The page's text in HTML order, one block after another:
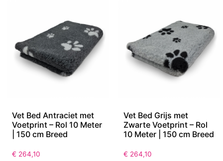
Vet Bed Antraciet met
Voetprint – Rol 10 Meter
| 150 cm Breed
€ 264,10
Vet Bed Grijs met
Zwarte Voetprint – Rol
10 Meter | 150 cm Breed
€ 264,10